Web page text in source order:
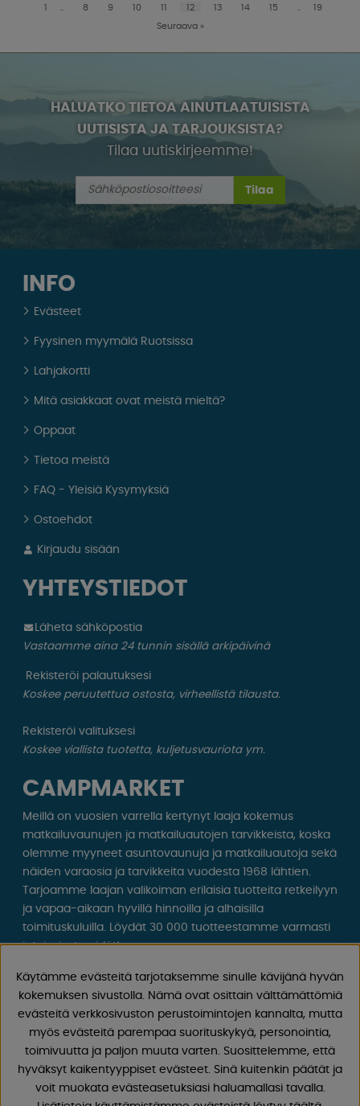
1 8 9 10 11 12 13 14 15 19
Seuraava »
HALUATKO TIETOA AINUTLAATUISISTA
UUTISISTA JA TARJOUKSISTA?
Tilaa uutiskirjeemme!
Tilaa
INFO
Evästeet
Fyysinen myymälä Ruotsissa
Lahjakortti
Mitä asiakkaat ovat meistä mieltä?
Oppaat
Tietoa meistä
FAQ - Yleisiä Kysymyksiä
Ostoehdot
Kirjaudu sisään
YHTEYSTIEDOT
Läheta sähköpostia
Vastaamme aina 24 tunnin sisällä arkipäivinä
Rekisteröi palautuksesi
Koskee peruutettua ostosta, virheellistä tilausta.
Rekisteröi valituksesi
Koskee viallista tuotetta, kuljetusvauriota ym.
CAMPMARKET
Meillä on vuosien varrella kertynyt laaja kokemus
matkailuvaunujen ja matkailuautojen tarvikkeista, koska
olemme myyneet asuntovaunuja ja matkailuautoja sekä
näiden varaosia ja tarvikkeita vuodesta 1968 lähtien.
Tarjoamme laajan valikoiman erilaisia ​​tuotteita retkeilyyn
ja vapaa-aikaan hyvillä hinnoilla ja alhaisilla
toimituskuluilla. Löydät 30 000 tuotteestamme varmasti
jotain, josta pidät!
Seuraa meitä Facebookissa ja Instagramissa saadaksesi
inspiraatiota, uutisia ja ainutlaatuisia tarjouksia.
Leirintäelämä alkaa meiltä!
Käytämme evästeitä tarjotaksemme sinulle kävijänä hyvän
kokemuksen sivustolla. Nämä ovat osittain välttämättömiä
evästeitä verkkosivuston perustoimintojen kannalta, mutta
myös evästeitä parempaa suorituskykyä, personointia,
toimivuutta ja paljon muuta varten. Suosittelemme, että
hyväksyt kaikentyyppiset evästeet. Sinä kuitenkin päätät ja
voit muokata evästeasetuksiasi haluamallasi tavalla.